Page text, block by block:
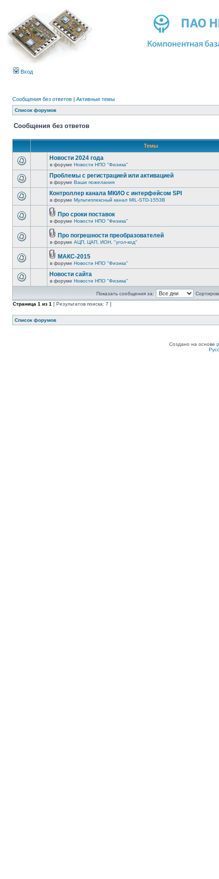
Вход
Сообщения без ответов | Активные темы
Список форумов
Сообщения без ответов
Темы
Новости 2024 года
в форуме Новости НПО "Физика"
Проблемы с регистрацией или активацией
в форуме Ваши пожелания
Контроллер канала МКИО с интерфейсом SPI
в форуме Мультиплексный канал MIL-STD-1553B
Про сроки поставок
в форуме Новости НПО "Физика"
Про погрешности преобразователей
в форуме АЦП, ЦАП, ИОН, "угол-код"
МАКС-2015
в форуме Новости НПО "Физика"
Новости сайта
в форуме Новости НПО "Физика"
Показать сообщения за:
Страница 1 из 1 [ Результатов поиска: 7 ]
Список форумов
Создано на основе